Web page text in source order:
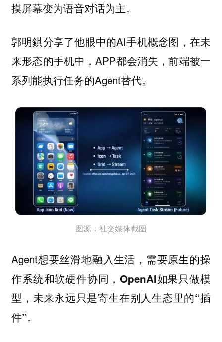
摸屏幕变为语音对话为主。
郭明錤分享了他眼中的AI手机概念图，在未
来形态的手机中，APP都会消失，前端被一
系列能执行任务的Agent替代。
图源：社交媒体截图
Agent想要丝滑地融入生活，需要原生的操
作系统和软硬件协同， OpenAI如果只做模
型，未来永远只是寄生在别人生态里的“插
件”。